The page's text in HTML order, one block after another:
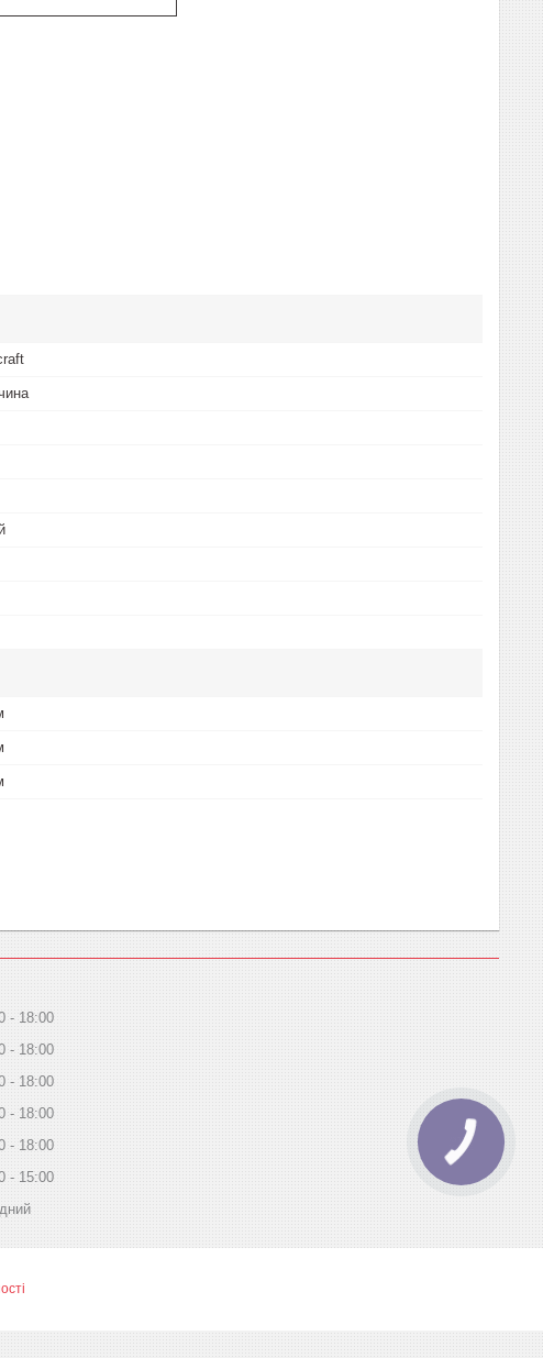
18:00
18:00
18:00
18:00
18:00
15:00